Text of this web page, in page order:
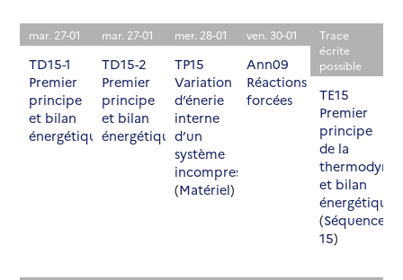
mar. 27-01
TD15-1
Premier
principe
et bilan
énergétique
mar. 27-01
TD15-2
Premier
principe
et bilan
énergétique
mer. 28-01
TP15
Variation
d’énerie
interne
d’un
système
incompressible
(Matériel)
ven. 30-01
Ann09
Réactions
forcées
Trace
écrite
possible
TE15
Premier
principe
de la
et bilan
énergétique
(Séquence
15)